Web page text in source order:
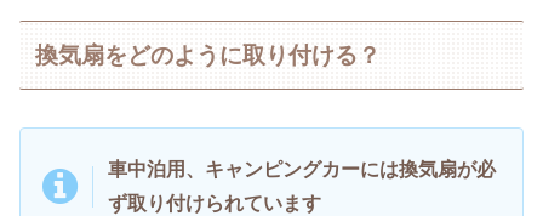
換気扇をどのように取り付ける？
車中泊用、キャンピングカーには換気扇が必
ず取り付けられています